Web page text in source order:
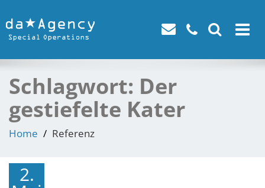
Toggle
Schlagwort: Der
gestiefelte Kater
Home Referenz
2.